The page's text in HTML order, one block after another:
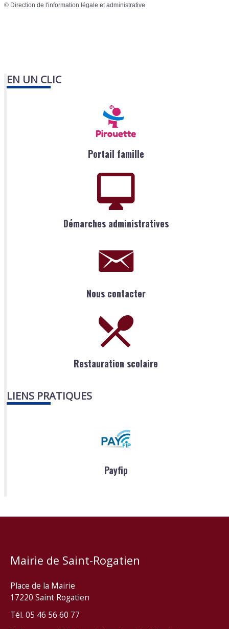
© Direction de l'information légale et administrative
EN UN CLIC
Portail famille
Démarches administratives
Nous contacter
Restauration scolaire
LIENS PRATIQUES
Payfip
Mairie de Saint-Rogatien
Place de la Mairie
17220 Saint Rogatien
Tél. 05 46 56 60 77